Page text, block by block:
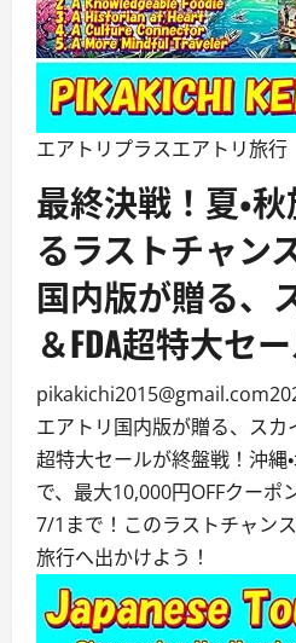
エアトリプラスエアトリ旅行
最終決戦！夏・
るラストチャン
国内版が贈る、
＆FDA超特大セ
pikakichi2015@gmail.com
エアトリ国内版が贈る、スカ
超特大セールが終盤戦！沖縄
で、最大10,000円OFFクーポ
7/1まで！このラストチャン
旅行へ出かけよう！